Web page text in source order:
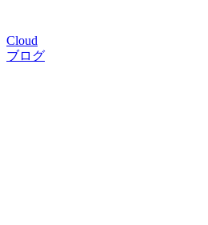
Cloud
ブログ